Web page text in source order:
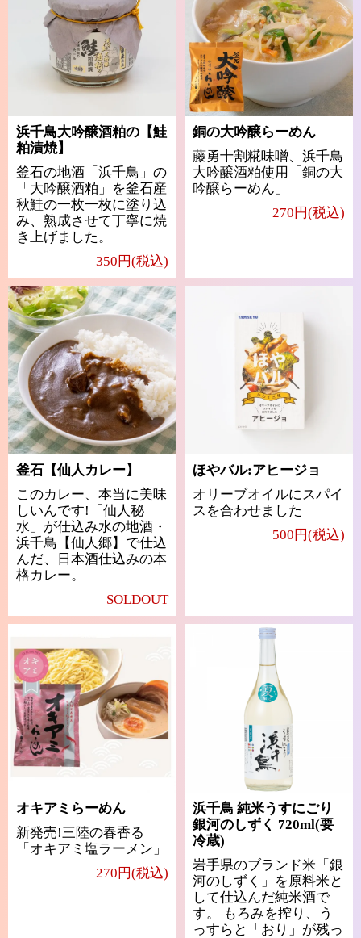
浜千鳥大吟醸酒粕の【鮭
粕漬焼】
釜石の地酒「浜千鳥」の
「大吟醸酒粕」を釜石産
秋鮭の一枚一枚に塗り込
み、熟成させて丁寧に焼
き上げました。
350円(税込)
銅の大吟醸らーめん
藤勇十割糀味噌、浜千鳥
大吟醸酒粕使用「銅の大
吟醸らーめん」
270円(税込)
釜石【仙人カレー】
このカレー、本当に美味
しいんです!「仙人秘
水」が仕込み水の地酒・
浜千鳥【仙人郷】で仕込
んだ、日本酒仕込みの本
格カレー。
SOLDOUT
ほやバル:アヒージョ
オリーブオイルにスパイ
スを合わせました
500円(税込)
オキアミらーめん
新発売!三陸の春香る
「オキアミ塩ラーメン」
270円(税込)
浜千鳥 純米うすにごり
銀河のしずく 720ml(要
冷蔵)
岩手県のブランド米「銀
河のしずく」を原料米と
して仕込んだ純米酒で
す。 もろみを搾り、う
っすらと「おり」が残っ